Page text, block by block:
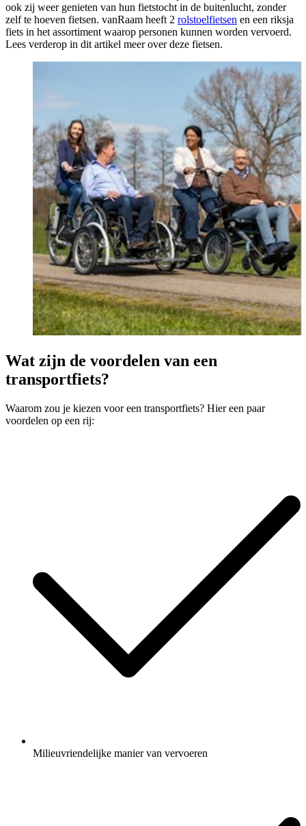
ook zij weer genieten van hun fietstocht in de buitenlucht, zonder
zelf te hoeven fietsen. vanRaam heeft 2 rolstoelfietsen en een riksja
fiets in het assortiment waarop personen kunnen worden vervoerd.
Lees verderop in dit artikel meer over deze fietsen.
Wat zijn de voordelen van een
transportfiets?
Waarom zou je kiezen voor een transportfiets? Hier een paar
voordelen op een rij:
Milieuvriendelijke manier van vervoeren